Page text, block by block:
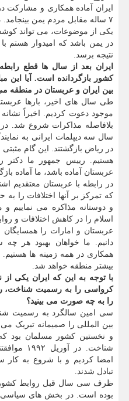
ایران آماده همکاری و مشارکت
۷ ساله مقابل مردم یمن
یکی از موضوعات، می تواند
در یمن باشد که امیدوار هستم
نتیجه برسد.
کشور بازگردانده است. آیا
بین ایران و عربستان در منطقه
طی سال های اخیر، بارها
موجود دعوت کردیم. اخیراً نشانه
سال سه دیپلمات ایرانی به
در ریاض بازگشتند. این گام
هستیم. رییس جمهور ما دکتر
عربستان آماده باشد، ما آماده
در رابطه با عربستان معتقدیم
که تمرکز بر آنها اختلافات را به
و دوستانه مذاکره می نماییم
اسلام را در کاهش اختلافات و
عربستان و امارات را
دانیم. ما خواهان بهبود هر
همکاری در همه زمینه ها
بیشتر منطقه خواهد شد.
با توجه به این که ایران یکی
کرواسی را به رسمیت شناخت،
را به چه صورت می بینید؟
سی امین سالگرد به رسمیت
بین المللی را صمیمانه تبریک
و نخستین کشور مسلمان بود
شناخت. در
امضا کردیم و با شروع به
تبادل شدند.
ظرف سی سال قبل روابط کشور
بوده است. در بخش های سیاسی